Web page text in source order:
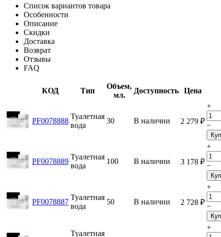
Список вариантов товара
Особенности
Описание
Скидки
Доставка
Возврат
Отзывы
FAQ
КОД Тип
Объем,
мл.
Доступность Цена
PF0078888
Туалетная
вода
30 В наличии 2 279 ₽
+
−
PF0078889
Туалетная
вода
100 В наличии 3 178 ₽
+
−
PF0078887
Туалетная
вода
50 В наличии 2 728 ₽
+
−
Туалетная
+